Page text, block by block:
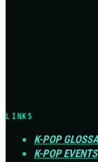
LINKS
K-POP
K-POP EVENTS